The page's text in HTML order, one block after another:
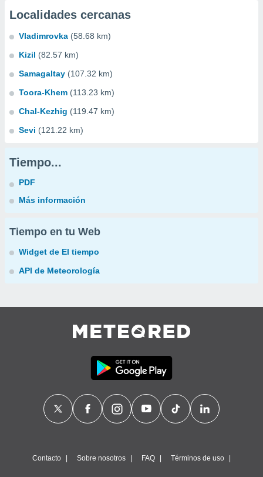
Localidades cercanas
Vladimrovka (58.68 km)
Kizil (82.57 km)
Samagaltay (107.32 km)
Toora-Khem (113.23 km)
Chal-Kezhig (119.47 km)
Sevi (121.22 km)
Tiempo...
PDF
Más información
Tiempo en tu Web
Widget de El tiempo
API de Meteorología
Contacto Sobre nosotros FAQ Términos de uso